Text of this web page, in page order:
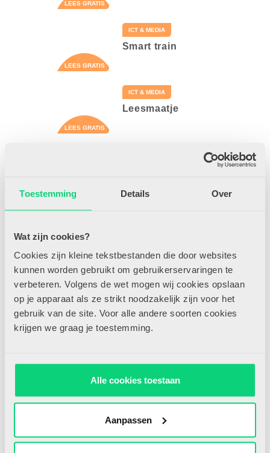
Toestemming Details Over
Wat zijn cookies?
Cookies zijn kleine tekstbestanden die door websites
kunnen worden gebruikt om gebruikerservaringen te
verbeteren. Volgens de wet mogen wij cookies opslaan
op je apparaat als ze strikt noodzakelijk zijn voor het
gebruik van de site. Voor alle andere soorten cookies
krijgen we graag je toestemming.
Alle cookies toestaan
Aanpassen
ICT & MEDIA
Smart train
ICT & MEDIA
Leesmaatje
Betekenisvol taalonderwijs
‘Bewegen in de klas is pure
noodzaak’
keuze is reuze
TAAL
Van onderzoek naar